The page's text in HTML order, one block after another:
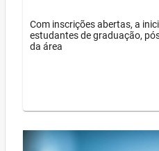
Com inscrições abertas, a
estudantes de graduação,
da área